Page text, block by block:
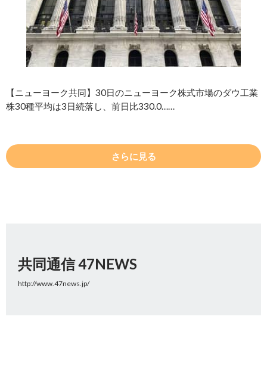
【ニューヨーク共同】30日のニューヨーク株式市場のダウ工業
株30種平均は3日続落し、前日比330.0……
さらに見る
共同通信 47NEWS
http://www.47news.jp/